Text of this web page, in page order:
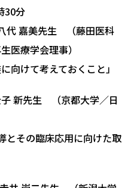
30分
代 嘉美先生 （藤田医科
医療学会理事）
向けて考えておくこと」
新先生 （京都大学／日
とその臨床応用に向けた取